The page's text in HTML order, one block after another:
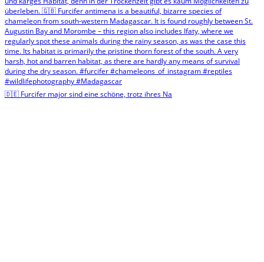
🇩🇪 Furcifer major sind eine schöne, trotz ihres Na